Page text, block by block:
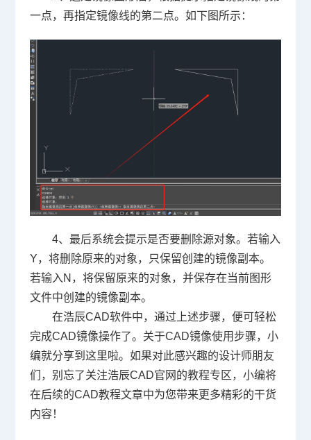
一点，再指定镜像线的第二点。如下图所示：
4、最后系统会提示是否要删除源对象。若输入
Y，将删除原来的对象，只保留创建的镜像副本。
若输入N，将保留原来的对象，并保存在当前图形
文件中创建的镜像副本。
在浩辰CAD软件中，通过上述步骤，便可轻松
完成CAD镜像操作了。关于CAD镜像使用步骤，小
编就分享到这里啦。如果对此感兴趣的设计师朋友
们，别忘了关注浩辰CAD官网的教程专区，小编将
在后续的CAD教程文章中为您带来更多精彩的干货
内容！